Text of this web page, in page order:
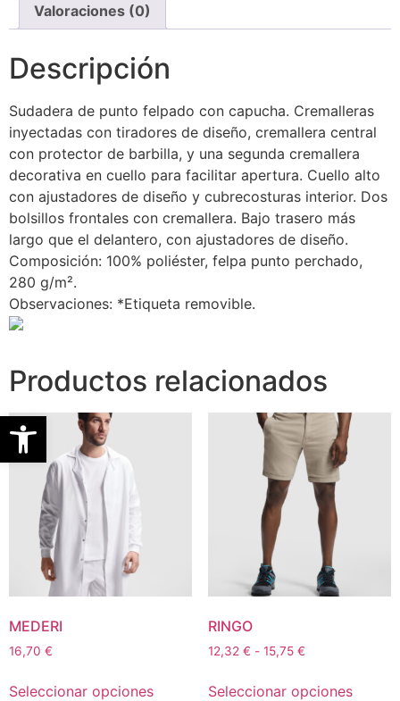
Abrir barra de herramientas
Valoraciones (0)
Descripción
Sudadera de punto felpado con capucha. Cremalleras
inyectadas con tiradores de diseño, cremallera central
con protector de barbilla, y una segunda cremallera
decorativa en cuello para facilitar apertura. Cuello alto
con ajustadores de diseño y cubrecosturas interior. Dos
bolsillos frontales con cremallera. Bajo trasero más
largo que el delantero, con ajustadores de diseño.
Composición: 100% poliéster, felpa punto perchado,
280 g/m².
Observaciones: *Etiqueta removible.
Productos relacionados
MEDERI
16,70 €
Seleccionar opciones
RINGO
12,32 € - 15,75 €
Seleccionar opciones